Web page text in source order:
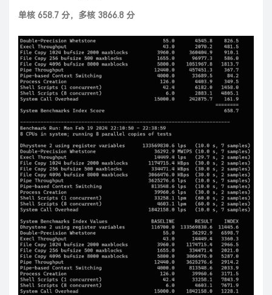
单核 658.7 分，多核 3866.8 分